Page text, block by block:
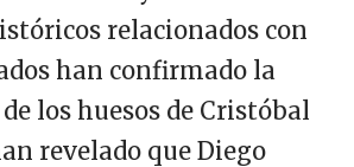
relacionados con
han confirmado la
los huesos de Cristóbal
revelado que Diego